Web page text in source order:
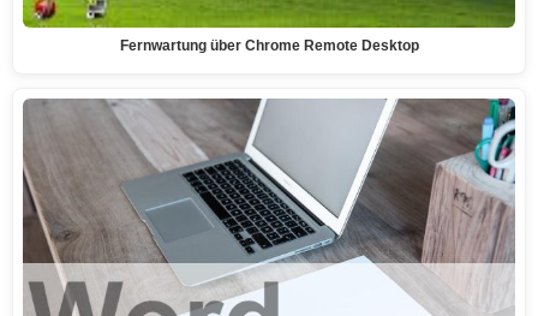
Fernwartung über Chrome Remote Desktop